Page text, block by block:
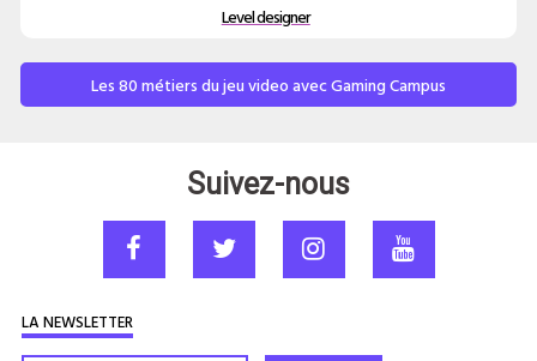
Level designer
Les 80 métiers du jeu video avec Gaming Campus
Suivez-nous
LA NEWSLETTER